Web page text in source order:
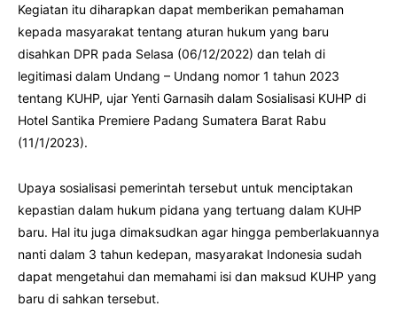
Kegiatan itu diharapkan dapat memberikan pemahaman
kepada masyarakat tentang aturan hukum yang baru
disahkan DPR pada Selasa (06/12/2022) dan telah di
legitimasi dalam Undang – Undang nomor 1 tahun 2023
tentang KUHP, ujar Yenti Garnasih dalam Sosialisasi KUHP di
Hotel Santika Premiere Padang Sumatera Barat Rabu
(11/1/2023).
Upaya sosialisasi pemerintah tersebut untuk menciptakan
kepastian dalam hukum pidana yang tertuang dalam KUHP
baru. Hal itu juga dimaksudkan agar hingga pemberlakuannya
nanti dalam 3 tahun kedepan, masyarakat Indonesia sudah
dapat mengetahui dan memahami isi dan maksud KUHP yang
baru di sahkan tersebut.